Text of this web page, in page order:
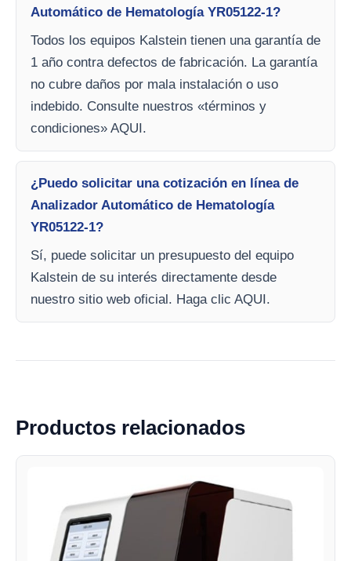
Automático de Hematología YR05122-1?
Todos los equipos Kalstein tienen una garantía de
1 año contra defectos de fabricación. La garantía
no cubre daños por mala instalación o uso
indebido. Consulte nuestros «términos y
condiciones» AQUI.
¿Puedo solicitar una cotización en línea de
Analizador Automático de Hematología
YR05122-1?
Sí, puede solicitar un presupuesto del equipo
Kalstein de su interés directamente desde
nuestro sitio web oficial. Haga clic AQUI.
Productos relacionados